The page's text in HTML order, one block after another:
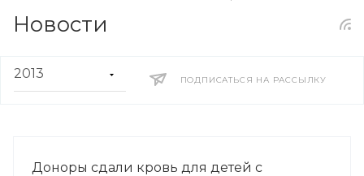
Новости
ПОДПИСАТЬСЯ НА РАССЫЛКУ
Доноры сдали кровь для детей с